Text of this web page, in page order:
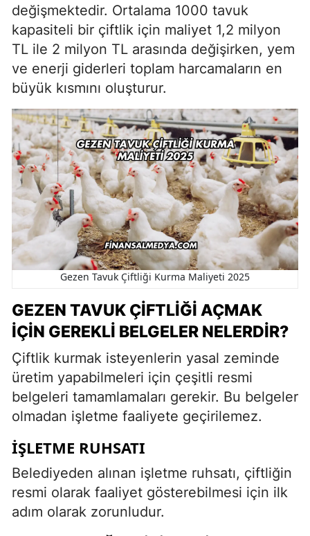
değişmektedir. Ortalama 1000 tavuk
kapasiteli bir çiftlik için maliyet 1,2 milyon
TL ile 2 milyon TL arasında değişirken, yem
ve enerji giderleri toplam harcamaların en
büyük kısmını oluşturur.
Gezen Tavuk Çiftliği Kurma Maliyeti 2025
GEZEN TAVUK ÇIFTLIĞI AÇMAK
İÇIN GEREKLI BELGELER NELERDIR?
Çiftlik kurmak isteyenlerin yasal zeminde
üretim yapabilmeleri için çeşitli resmi
belgeleri tamamlamaları gerekir. Bu belgeler
olmadan işletme faaliyete geçirilemez.
İŞLETME RUHSATI
Belediyeden alınan işletme ruhsatı, çiftliğin
resmi olarak faaliyet gösterebilmesi için ilk
adım olarak zorunludur.